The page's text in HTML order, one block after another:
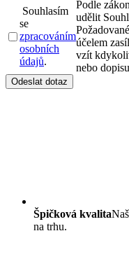
Souhlasím
se
zpracováním
osobních
údajů.
Podle
udělit
účelem
vzít
nebo
Odeslat dotaz
Špičková kvalita
na trhu.